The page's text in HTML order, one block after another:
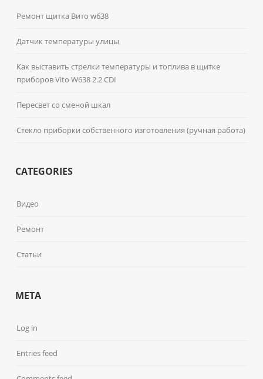
Ремонт щитка Вито w638
Датчик температуры улицы
Как выставить стрелки температуры и топлива в щитке
приборов Vito W638 2.2 CDI
Пересвет со сменой шкал
Стекло приборки собственного изготовления (ручная работа)
CATEGORIES
Видео
Ремонт
Статьи
META
Log in
Entries feed